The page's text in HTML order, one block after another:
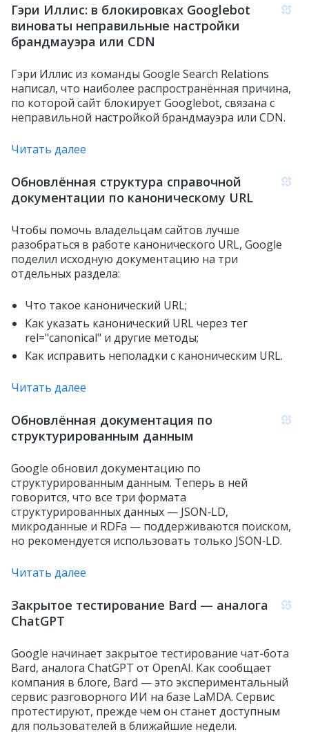
Гэри Иллис: в блокировках Googlebot
виноваты неправильные настройки
брандмауэра или CDN
Гэри Иллис из команды Google Search Relations
написал, что наиболее распространённая причина,
по которой сайт блокирует Googlebot, связана с
неправильной настройкой брандмауэра или CDN.
Читать далее
Обновлённая структура справочной
документации по каноническому URL
Чтобы помочь владельцам сайтов лучше
разобраться в работе канонического URL, Google
поделил исходную документацию на три
отдельных раздела:
Что такое канонический URL;
Как указать канонический URL через тег
rel="canonical" и другие методы;
Как исправить неполадки с каноническим URL.
Читать далее
Обновлённая документация по
структурированным данным
Google обновил документацию по
структурированным данным. Теперь в ней
говорится, что все три формата
структурированных данных — JSON‑LD,
микроданные и RDFa — поддерживаются поиском,
но рекомендуется использовать только JSON‑LD.
Читать далее
Закрытое тестирование Bard — аналога
ChatGPT
Google начинает закрытое тестирование чат-бота
Bard, аналога ChatGPT от OpenAI. Как сообщает
компания в блоге, Bard — это экспериментальный
сервис разговорного ИИ на базе LaMDA. Сервис
протестируют, прежде чем он станет доступным
для пользователей в ближайшие недели.